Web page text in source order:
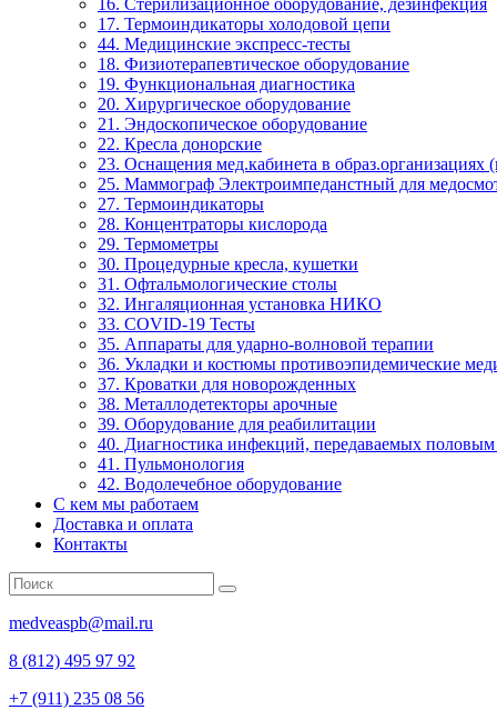
16. Стерилизационное оборудование, дезинфекция
17. Термоиндикаторы холодовой цепи
44. Медицинские экспресс-тесты
18. Физиотерапевтическое оборудование
19. Функциональная диагностика
20. Хирургическое оборудование
21. Эндоскопическое оборудование
22. Кресла донорские
23. Оснащения мед.кабинета в
25. Маммограф Электроимпеданстный для
27. Термоиндикаторы
28. Концентраторы кислорода
29. Термометры
30. Процедурные кресла, кушетки
31. Офтальмологические столы
32. Ингаляционная установка НИКО
33. COVID-19 Тесты
35. Аппараты для ударно-волновой терапии
36. Укладки и костюмы противоэпидемические
37. Кроватки для новорожденных
38. Металлодетекторы арочные
39. Оборудование для реабилитации
40. Диагностика инфекций, передаваемых
41. Пульмонология
42. Водолечебное оборудование
С кем мы работаем
Доставка и оплата
Контакты
medveaspb@mail.ru
8 (812) 495 97 92
+7 (911) 235 08 56